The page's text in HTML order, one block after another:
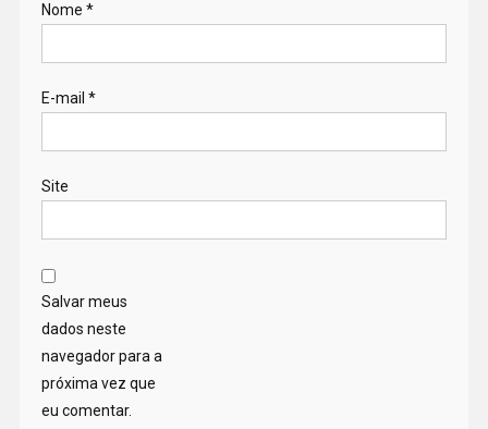
Nome *
E-mail *
Site
Salvar meus
dados neste
navegador para a
próxima vez que
eu comentar.